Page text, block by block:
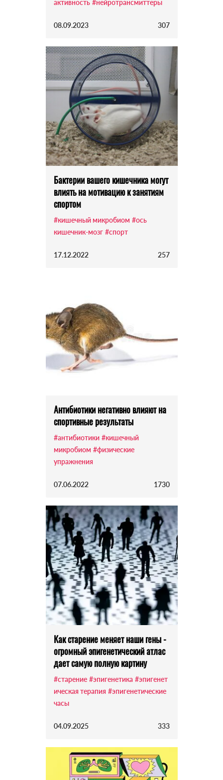
активность #нейротрансмиттеры
08.09.2023 307
Бактерии вашего кишечника могут
влиять на мотивацию к занятиям
спортом
#кишечный микробиом #ось
кишечник-мозг #спорт
17.12.2022 257
Антибиотики негативно влияют на
спортивные результаты
#антибиотики #кишечный
микробиом #физические
упражнения
07.06.2022 1730
Как старение меняет наши гены -
огромный эпигенетический атлас
дает самую полную картину
#старение #эпигенетика #эпигенет
ическая терапия #эпигенетические
часы
04.09.2025 333